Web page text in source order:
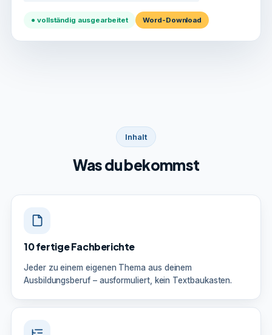
● vollständig ausgearbeitet Word-Download
Inhalt
Was du bekommst
10 fertige Fachberichte
Jeder zu einem eigenen Thema aus deinem
Ausbildungsberuf – ausformuliert, kein Textbaukasten.